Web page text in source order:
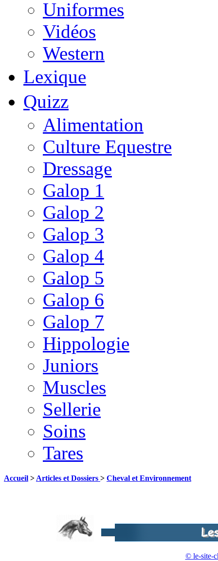
Uniformes
Vidéos
Western
Lexique
Quizz
Alimentation
Culture Equestre
Dressage
Galop 1
Galop 2
Galop 3
Galop 4
Galop 5
Galop 6
Galop 7
Hippologie
Juniors
Muscles
Sellerie
Soins
Tares
Accueil > Articles et Dossiers > Cheval et Environnement
© le-site-